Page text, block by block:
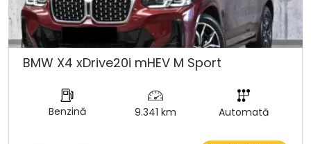
BMW X4 xDrive20i mHEV M Sport
Benzină 9.341 km Automată